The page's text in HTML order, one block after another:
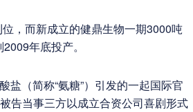
，而新成立的健鼎生物一期3000吨
年底投产。
（简称“氨糖”）引发的一起国际官
告当事三方以成立合资公司喜剧形式